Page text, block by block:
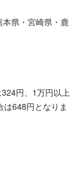
県・宮崎県・鹿
円、1万円以上
は648円となりま